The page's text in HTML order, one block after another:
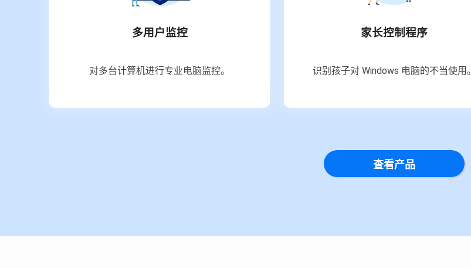
多用户监控
对多台计算机进行专业电脑监控。
家长控制程序
识别孩子对 Windows 电脑的不当使用。
查看产品